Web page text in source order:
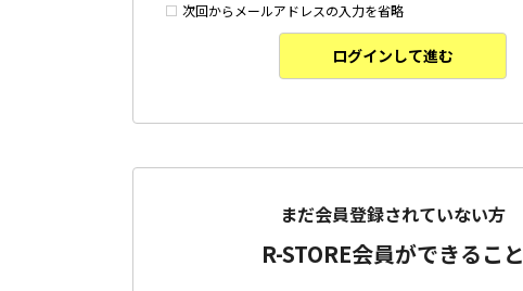
次回からメールアドレスの入力を省略
ログインして進む
まだ会員登録されていない方
R-STORE会員ができること